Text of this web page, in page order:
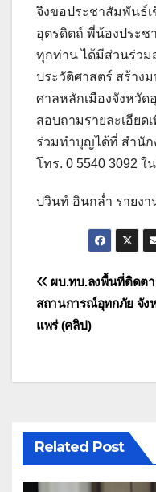
จึงขอประชาสัมพันธ์
อุตรดิตถ์ พี่น้องประช
ทุกท่าน ได้มีส่วนร่วม
ประวัติศาสตร์ สร้าง
ศาลหลักเมืองจังหวั
สอบถามรายละเอียด
ร่วมทำบุญได้ที่ สำนั
โทร. 0 5540 3092 ใ
ปวินท์ อินกล่ำ รายงา
แนะแนว
เรื่อง
ผบ.ทบ.ลงพื้นที่ติดต
สถานการณ์อุทกภัย จัง
แพร่ (คลิป)
Related Post